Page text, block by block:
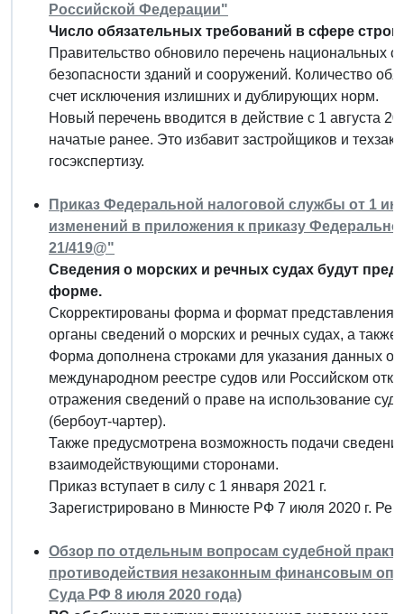
Российской Федерации"
Число обязательных требований в сфере
Правительство обновило перечень национальных
безопасности зданий и сооружений. Количество
счет исключения излишних и дублирующих норм.
Новый перечень вводится в действие с 1 августа
начатые ранее. Это избавит застройщиков и
госэкспертизу.
Приказ Федеральной налоговой службы от 1
изменений в приложения к приказу
21/419@"
Сведения о морских и речных судах будут
форме.
Скорректированы форма и формат представления
органы сведений о морских и речных судах, а также
Форма дополнена строками для указания данных о
международном реестре судов или Российском
отражения сведений о праве на использование
(бербоут-чартер).
Также предусмотрена возможность подачи
взаимодействующими сторонами.
Приказ вступает в силу с 1 января 2021 г.
Зарегистрировано в Минюсте РФ 7 июля 2020 г.
Обзор по отдельным вопросам судебной
противодействия незаконным финансовым
Суда РФ 8 июля 2020 года)